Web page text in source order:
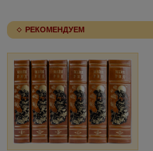
РЕКОМЕНДУЕМ